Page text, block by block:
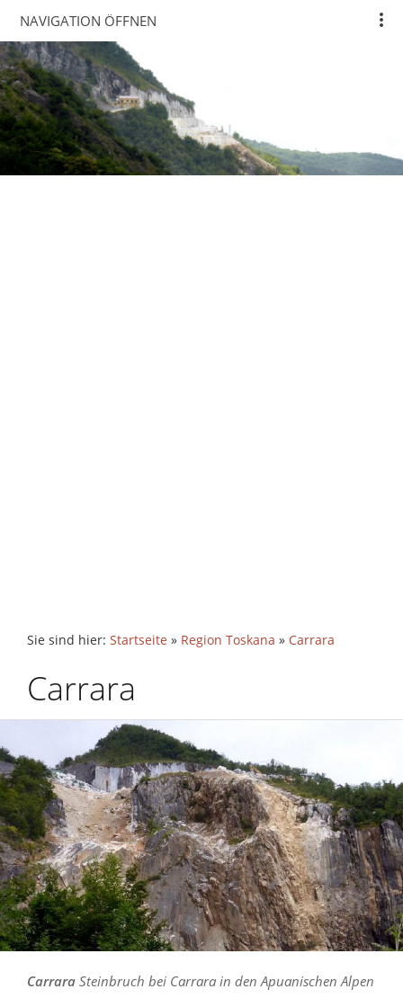
NAVIGATION ÖFFNEN
Sie sind hier: Startseite » Region Toskana » Carrara
Carrara
Carrara Steinbruch bei Carrara in den Apuanischen Alpen